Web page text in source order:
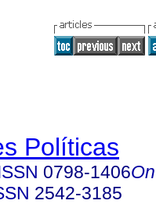
Políticas
0798-1406
2542-3185